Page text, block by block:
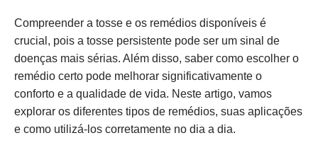
Compreender a tosse e os remédios disponíveis é
crucial, pois a tosse persistente pode ser um sinal de
doenças mais sérias. Além disso, saber como escolher o
remédio certo pode melhorar significativamente o
conforto e a qualidade de vida. Neste artigo, vamos
explorar os diferentes tipos de remédios, suas aplicações
e como utilizá-los corretamente no dia a dia.